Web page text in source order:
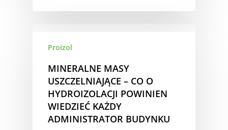
Proizol
MINERALNE MASY
USZCZELNIAJĄCE – CO O
HYDROIZOLACJI POWINIEN
WIEDZIEĆ KAŻDY
ADMINISTRATOR BUDYNKU